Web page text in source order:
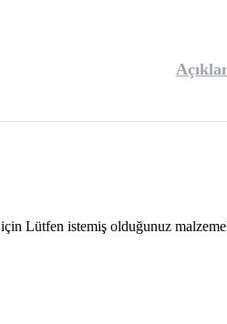
Lütfen istemiş olduğunuz